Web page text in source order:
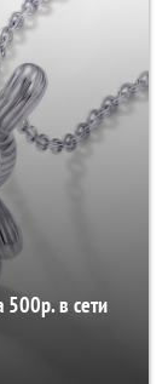
500р. в сети